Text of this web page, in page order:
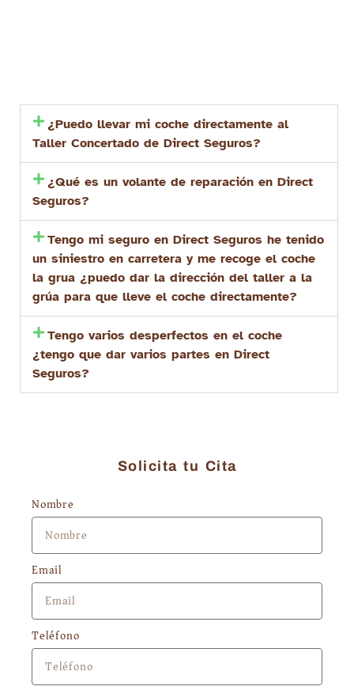
¿Puedo llevar mi coche directamente al
Taller Concertado de Direct Seguros?
¿Qué es un volante de reparación en Direct
Seguros?
Tengo mi seguro en Direct Seguros he tenido
un siniestro en carretera y me recoge el coche
la grua ¿puedo dar la dirección del taller a la
grúa para que lleve el coche directamente?
Tengo varios desperfectos en el coche
¿tengo que dar varios partes en Direct
Seguros?
Solicita tu Cita
Nombre
Email
Teléfono